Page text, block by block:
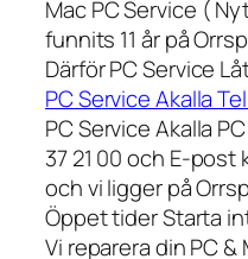
Mac PC Service (
funnits 11 år på
Därför PC Service
PC Service Akalla
PC Service Akalla
37 21 00 och E-
och vi ligger på
Öppet tider Starta
Vi reparera din PC